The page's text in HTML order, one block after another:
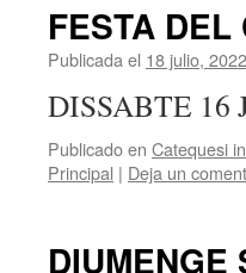
FESTA
Publicada el 18 julio, 2022
DISSABTE 16
Publicado en Catequesi
Principal | Deja un
DIUMENGE